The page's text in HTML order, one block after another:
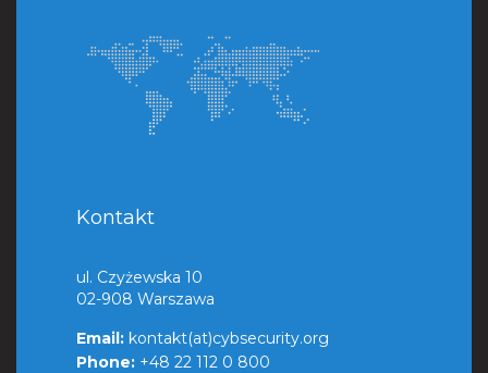
Kontakt
ul. Czyżewska 10
02-908 Warszawa
Email: kontakt(at)cybsecurity.org
Phone: +48 22 112 0 800